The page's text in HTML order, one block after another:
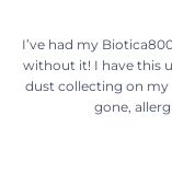
I’ve had my
without it! I have this
dust collecting on my
gone,